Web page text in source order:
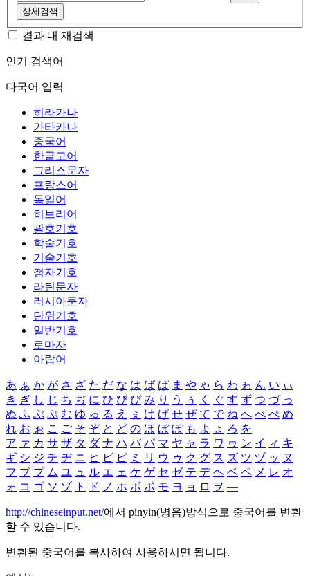
상세검색
결과 내 재검색
인기 검색어
다국어 입력
히라가나
가타카나
중국어
한글고어
그리스문자
프랑스어
독일어
히브리어
괄호기호
학술기호
기술기호
첨자기호
라틴문자
러시아문자
단위기호
일반기호
로마자
아랍어
あ ぁ か が さ ざ た だ な は ば ぱ ま や ゃ ら わ ゎ ん い ぃ
き ぎ し じ ち ぢ に ひ び ぴ み り う ぅ く ぐ す ず つ づ っ
ぬ ふ ぶ ぷ む ゆ ゅ る え ぇ け げ せ ぜ て で ね へ べ ぺ め
れ お ぉ こ ご そ ぞ と ど の ほ ぼ ぽ も よ ょ ろ を
ア ァ カ サ ザ タ ダ ナ ハ バ パ マ ヤ ャ ラ ワ ヮ ン イ ィ キ
ギ シ ジ チ ヂ ニ ヒ ビ ピ ミ リ ウ ゥ ク グ ス ズ ツ ヅ ッ ヌ
フ ブ プ ム ユ ュ ル エ ェ ケ ゲ セ ゼ テ デ ヘ ベ ペ メ レ オ
ォ コ ゴ ソ ゾ ト ド ノ ホ ボ ポ モ ヨ ョ ロ ヲ ―
http://chineseinput.net/에서 pinyin(병음)방식으로 중국어를 변환
할 수 있습니다.
변환된 중국어를 복사하여 사용하시면 됩니다.